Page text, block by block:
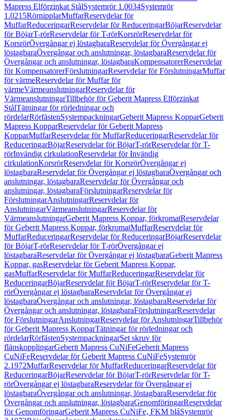
Mapress Elförzinkat StålSystemrör 1.0034Systemrör
1.0215RörnipplarMuffarReservdelar för
MuffarReduceringarReservdelar för ReduceringarBöjarReservdelar
för BöjarT-rörReservdelar för T-rörKorsrörReservdelar för
KorsrörÖvergångar ej löstagbaraReservdelar för Övergångar ej
löstagbaraÖvergångar och anslutningar, löstagbaraReservdelar för
Övergångar och anslutningar, löstagbaraKompensatorerReservdelar
för KompensatorerFörslutningarReservdelar för FörslutningarMuffar
för värmeReservdelar för Muffar för
värmeVärmeanslutningarReservdelar för
VärmeanslutningarTillbehör för Geberit Mapress Elförzinkat
StålTätningar för rörledningar och
rördelarRörfästenSystempackningarGeberit Mapress KopparGeberit
Mapress KopparReservdelar för Geberit Mapress
KopparMuffarReservdelar för MuffarReduceringarReservdelar för
ReduceringarBöjarReservdelar för BöjarT-rörReservdelar för T-
rörInvändig cirkulationReservdelar för Invändig
cirkulationKorsrörReservdelar för KorsrörÖvergångar ej
löstagbaraReservdelar för Övergångar ej löstagbaraÖvergångar och
anslutningar, löstagbaraReservdelar för Övergångar och
anslutningar, löstagbaraFörslutningarReservdelar för
FörslutningarAnslutningarReservdelar för
AnslutningarVärmeanslutningarReservdelar för
VärmeanslutningarGeberit Mapress Koppar, förkromatReservdelar
för Geberit Mapress Koppar, förkromatMuffarReservdelar för
MuffarReduceringarReservdelar för ReduceringarBöjarReservdelar
för BöjarT-rörReservdelar för T-rörÖvergångar ej
löstagbaraReservdelar för Övergångar ej löstagbaraGeberit Mapress
Koppar, gasReservdelar för Geberit Mapress Koppar,
gasMuffarReservdelar för MuffarReduceringarReservdelar för
ReduceringarBöjarReservdelar för BöjarT-rörReservdelar för T-
rörÖvergångar ej löstagbaraReservdelar för Övergångar ej
löstagbaraÖvergångar och anslutningar, löstagbaraReservdelar för
Övergångar och anslutningar, löstagbaraFörslutningarReservdelar
för FörslutningarAnslutningarReservdelar för AnslutningarTillbehör
för Geberit Mapress KopparTätningar för rörledningar och
rördelarRörfästenSystempackningarSet skruv för
flänskopplingarGeberit Mapress CuNiFeGeberit Mapress
CuNiFeReservdelar för Geberit Mapress CuNiFeSystemrör
2.1972MuffarReservdelar för MuffarReduceringarReservdelar för
ReduceringarBöjarReservdelar för BöjarT-rörReservdelar för T-
rörÖvergångar ej löstagbaraReservdelar för Övergångar ej
löstagbaraÖvergångar och anslutningar, löstagbaraReservdelar för
Övergångar och anslutningar, löstagbaraGenomföringarReservdelar
för GenomföringarGeberit Mapress CuNiFe, FKM blåSystemrör